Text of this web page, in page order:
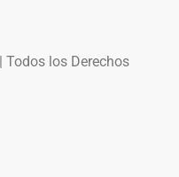
Todos los Derechos